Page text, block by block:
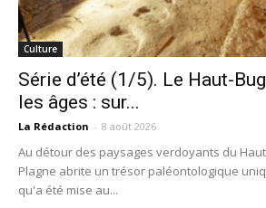
Culture
Série d’été (1/5). Le Haut-
les âges : sur...
La Rédaction - 8 août 2026
Au détour des paysages verdoyants du
Plagne abrite un trésor paléontologique
qu'a été mise au...